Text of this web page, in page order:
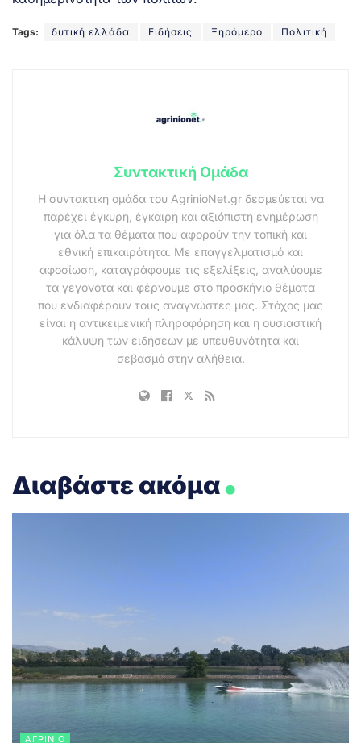
Tags: δυτική ελλάδα Ειδήσεις Ξηρόμερο Πολιτική
Συντακτική Ομάδα
Η συντακτική ομάδα του AgrinioNet.gr δεσμεύεται να
παρέχει έγκυρη, έγκαιρη και αξιόπιστη ενημέρωση
για όλα τα θέματα που αφορούν την τοπική και
εθνική επικαιρότητα. Με επαγγελματισμό και
αφοσίωση, καταγράφουμε τις εξελίξεις, αναλύουμε
τα γεγονότα και φέρνουμε στο προσκήνιο θέματα
που ενδιαφέρουν τους αναγνώστες μας. Στόχος μας
είναι η αντικειμενική πληροφόρηση και η ουσιαστική
κάλυψη των ειδήσεων με υπευθυνότητα και
σεβασμό στην αλήθεια.
Διαβάστε ακόμα.
ΑΓΡΊΝΙΟ